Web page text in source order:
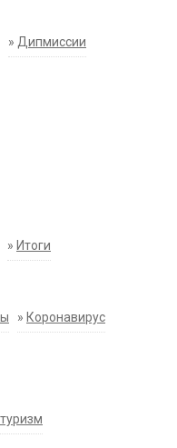
» Дипмиссии
» Итоги
» Коронавирус